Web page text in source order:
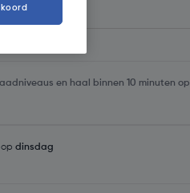
en haal binnen 10 minuten op
dinsdag